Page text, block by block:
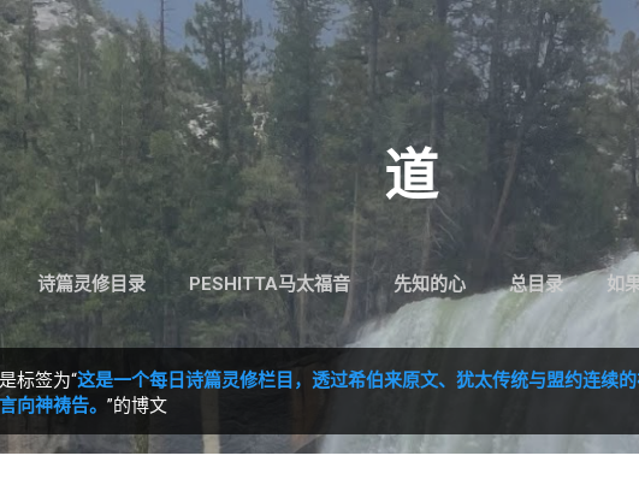
跳至主要内容
道
诗篇灵修目录 PESHITTA马太福音 先知的心 总目录 如
标签为“这是一个每日诗篇灵修栏目，透过希伯来原文、犹太传统与盟约连续
向神祷告。 ”的博文